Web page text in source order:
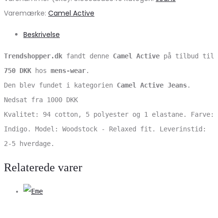
Varemærke: Camel Active
Beskrivelse
Trendshopper.dk fandt denne Camel Active på tilbud til
750 DKK hos mens-wear.
Den blev fundet i kategorien Camel Active Jeans.
Nedsat fra 1000 DKK
Kvalitet: 94 cotton, 5 polyester og 1 elastane. Farve:
Indigo. Model: Woodstock - Relaxed fit. Leverinstid:
2-5 hverdage.
Relaterede varer